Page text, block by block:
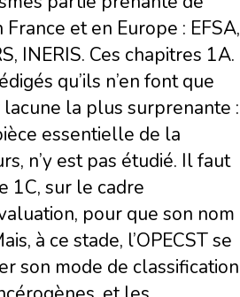
et en Europe : EFSA,
INERIS. Ces chapitres 1A.
qu’ils n’en font que
la plus surprenante :
essentielle de la
n’y est pas étudié. Il faut
1C, sur le cadre
pour que son nom
à ce stade, l’OPECST se
son mode de classification